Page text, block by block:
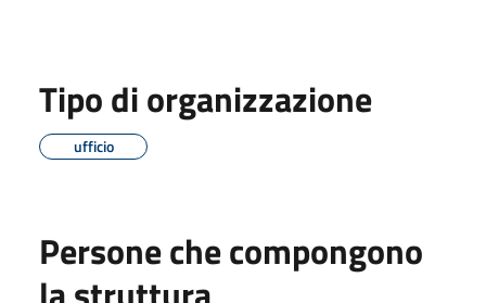
Tipo di organizzazione
ufficio
Persone che compongono